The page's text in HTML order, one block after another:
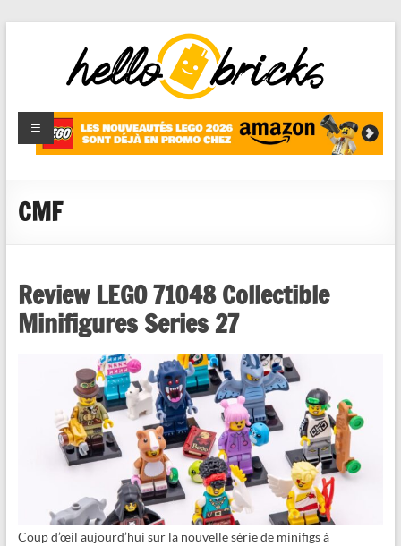
HelloBricks
Blog LEGO,
nouveaut�s
reviews
CMF
Review LEGO 71048 Collectible
Minifigures Series 27
Coup d’œil aujourd’hui sur la nouvelle série de minifigs à